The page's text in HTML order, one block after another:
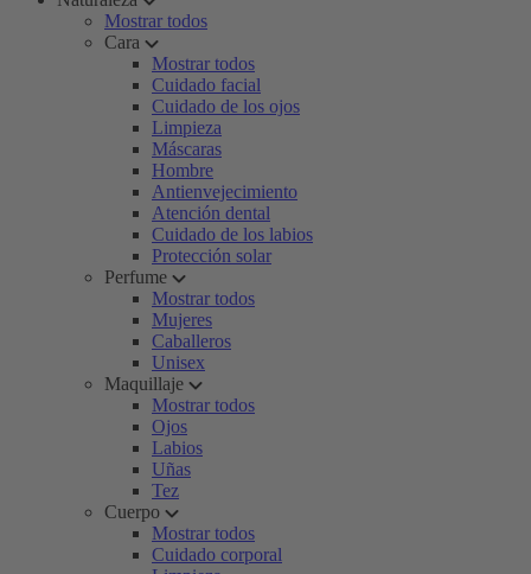
Mostrar todos
Cara
Mostrar todos
Cuidado facial
Cuidado de los ojos
Limpieza
Máscaras
Hombre
Antienvejecimiento
Atención dental
Cuidado de los labios
Protección solar
Perfume
Mostrar todos
Mujeres
Caballeros
Unisex
Maquillaje
Mostrar todos
Ojos
Labios
Uñas
Tez
Cuerpo
Mostrar todos
Cuidado corporal